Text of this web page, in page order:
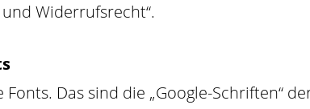
Widerrufsrecht“.
Das sind die „Google-Schriften“